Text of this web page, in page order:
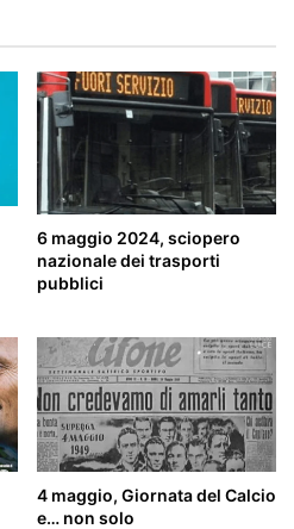
6 maggio 2024, sciopero
nazionale dei trasporti
pubblici
4 maggio, Giornata del Calcio
e… non solo